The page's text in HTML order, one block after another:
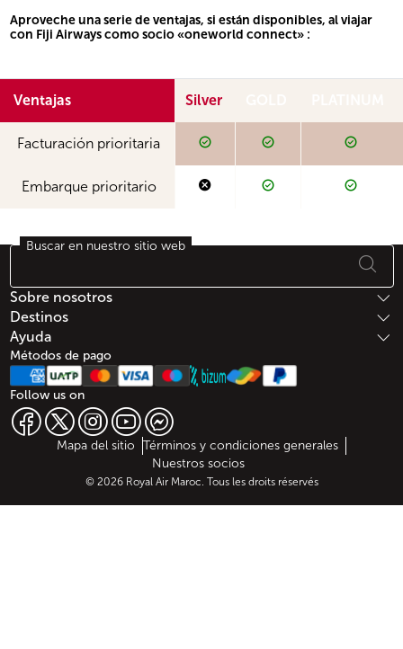
Aproveche una serie de ventajas, si están disponibles, al viajar
con Fiji Airways como socio «oneworld connect» :
Ventajas Silver
Facturación prioritaria Available
AvailableAvailable Available
Embarque prioritario Not available
Not availableAvailable Available
Footer Mapa del sitio
Buscar en nuestro sitio web
Sobre nosotros
Destinos
Ayuda
Métodos de pago
Follow us on
Web map links
$Title.getData()
Mapa del sitio Términos y condiciones generales
Nuestros socios
© 2026 Royal Air Maroc. Tous les droits réservés